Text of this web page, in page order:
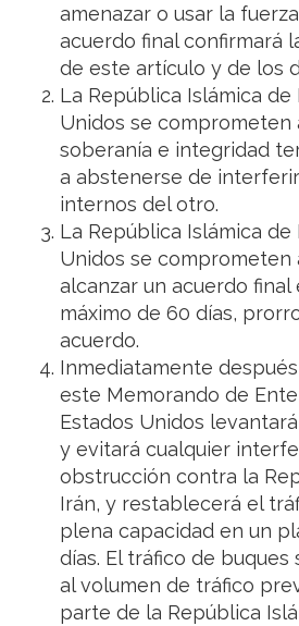
amenazar o usar la
acuerdo final confirmará
de este artículo y de los
La República Islámica de
Unidos se comprometen
soberanía e integridad
a abstenerse de
internos del otro.
La República Islámica de
Unidos se comprometen
alcanzar un acuerdo final
máximo de 60 días,
acuerdo.
Inmediatamente
este Memorando de
Estados Unidos
y evitará cualquier
obstrucción contra la
Irán, y restablecerá el
plena capacidad en un
días. El tráfico de
al volumen de tráfico
parte de la República